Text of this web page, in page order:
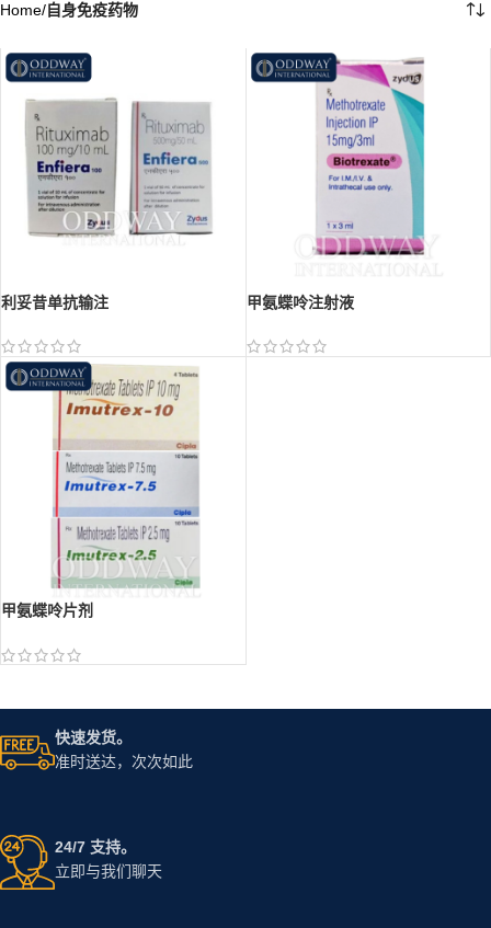
Home/自身免疫药物
利妥昔单抗输注 甲氨蝶呤注射液
甲氨蝶呤片剂
快速发货。
准时送达，次次如此
24/7 支持。
立即与我们聊天